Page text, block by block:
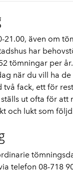
21.00, även om
har
tömningar per
när du vill ha
fack, ett för
ut ofta för att
och lukt som
telefon 08-718